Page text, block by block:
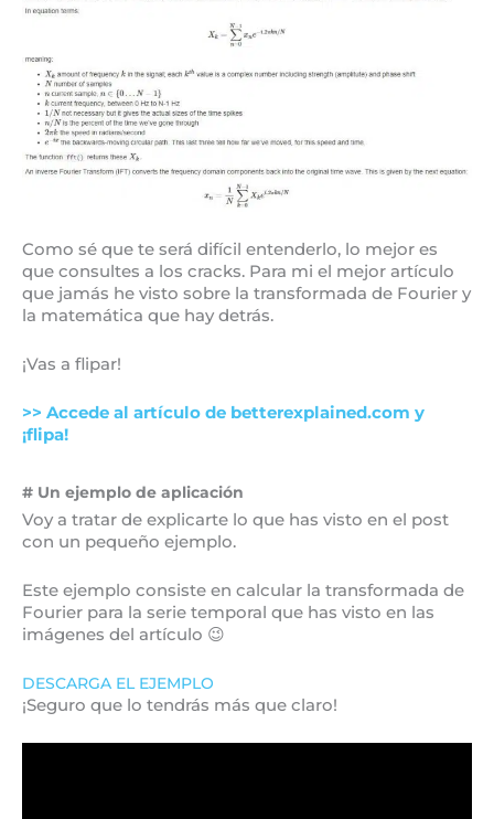
Como sé que te será difícil entenderlo, lo mejor es
que consultes a los cracks. Para mi el mejor artículo
que jamás he visto sobre la transformada de Fourier y
la matemática que hay detrás.
¡Vas a flipar!
>> Accede al artículo de betterexplained.com y
¡flipa!
# Un ejemplo de aplicación
Voy a tratar de explicarte lo que has visto en el post
con un pequeño ejemplo.
Este ejemplo consiste en calcular la transformada de
Fourier para la serie temporal que has visto en las
imágenes del artículo 😉
DESCARGA EL EJEMPLO
¡Seguro que lo tendrás más que claro!